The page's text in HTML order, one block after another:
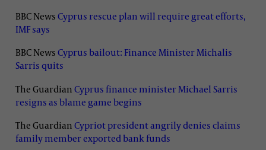
BBC News Cyprus rescue plan will require great efforts,
IMF says
BBC News Cyprus bailout: Finance Minister Michalis
Sarris quits
The Guardian Cyprus finance minister Michael Sarris
resigns as blame game begins
The Guardian Cypriot president angrily denies claims
family member exported bank funds